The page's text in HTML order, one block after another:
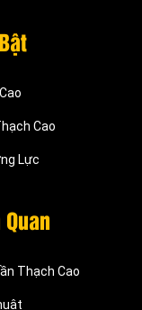
Cao
Lực
Thạch Cao